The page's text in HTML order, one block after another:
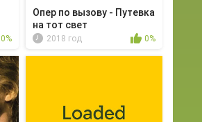
0%
Опер по вызову - Путевка
на тот свет
2018 год 0%